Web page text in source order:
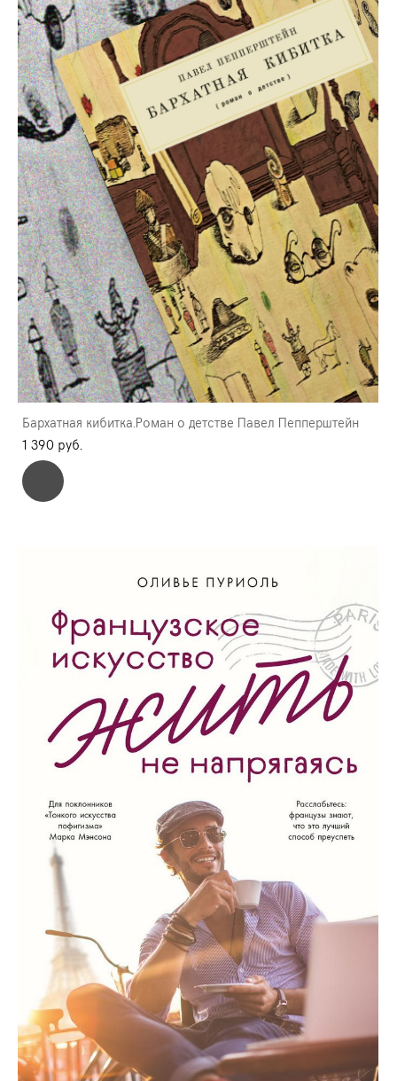
Бархатная кибитка.Роман о детстве Павел Пепперштейн
1 390 pуб.